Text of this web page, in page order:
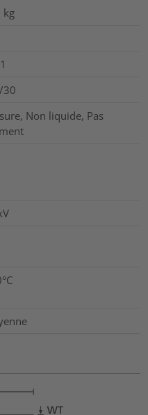
kg
30
Non liquide, Pas